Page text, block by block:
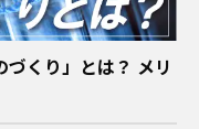
くり」とは？ メリ